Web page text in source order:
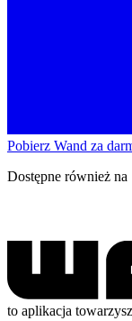
Pobierz Wand za
Dostępne również na
to aplikacja